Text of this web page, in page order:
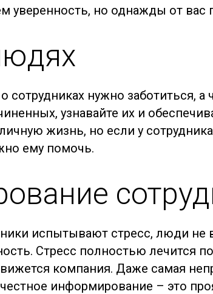
уверенность, но однажды от вас
сотрудниках нужно заботиться, а
узнавайте их и
жизнь, но если у
ему помочь.
испытывают стресс, люди не
Стресс полностью
компания. Даже самая
честное информирование – это